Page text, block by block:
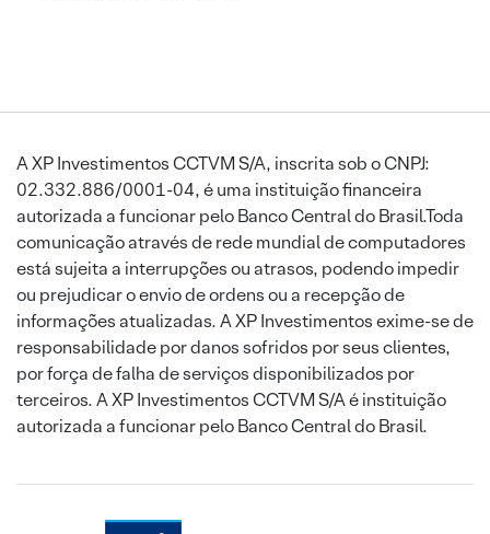
A XP Investimentos CCTVM S/A, inscrita sob o CNPJ:
02.332.886/0001-04, é uma instituição financeira
autorizada a funcionar pelo Banco Central do Brasil.Toda
comunicação através de rede mundial de computadores
está sujeita a interrupções ou atrasos, podendo impedir
ou prejudicar o envio de ordens ou a recepção de
informações atualizadas. A XP Investimentos exime-se de
responsabilidade por danos sofridos por seus clientes,
por força de falha de serviços disponibilizados por
terceiros. A XP Investimentos CCTVM S/A é instituição
autorizada a funcionar pelo Banco Central do Brasil.